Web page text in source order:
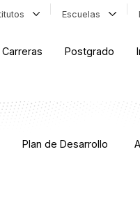
Escuelas
Carreras Postgrado
Plan de Desarrollo